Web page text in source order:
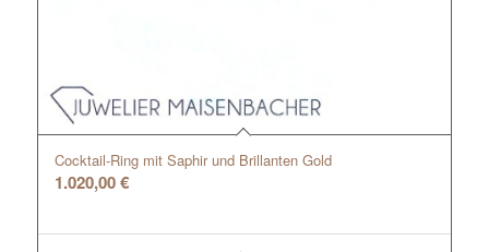
Cocktail-Ring mit Saphir und Brillanten Gold
1.020,00€